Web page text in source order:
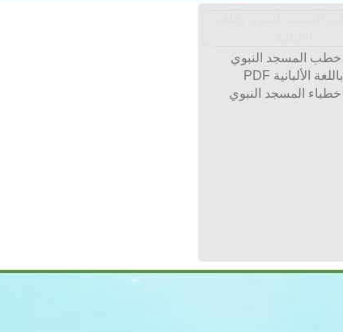
خطب المسجد النبوي
باللغة الألبانية PDF
خطباء المسجد النبوي